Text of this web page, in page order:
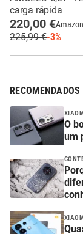
carga rápida
220,00 €Amazon
225,99 €-3%
O
um